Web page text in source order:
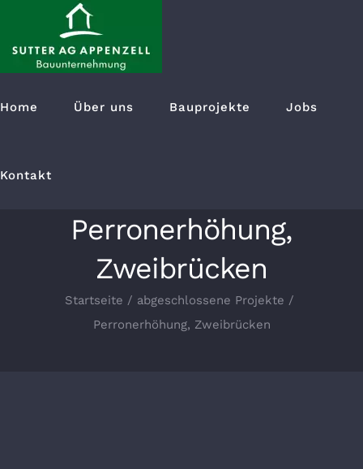
nach:
Home Über uns Bauprojekte Jobs
Kontakt
Perronerhöhung,
Zweibrücken
Startseite
abgeschlossene Projekte
Perronerhöhung, Zweibrücken